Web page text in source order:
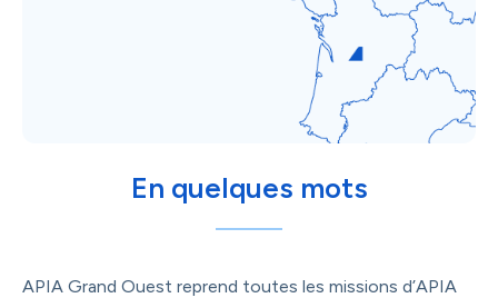
En quelques mots
APIA Grand Ouest reprend toutes les missions d’APIA